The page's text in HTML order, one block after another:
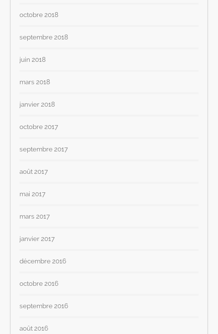
octobre 2018
septembre 2018
juin 2018
mars 2018
janvier 2018
octobre 2017
septembre 2017
août 2017
mai 2017
mars 2017
janvier 2017
décembre 2016
octobre 2016
septembre 2016
août 2016